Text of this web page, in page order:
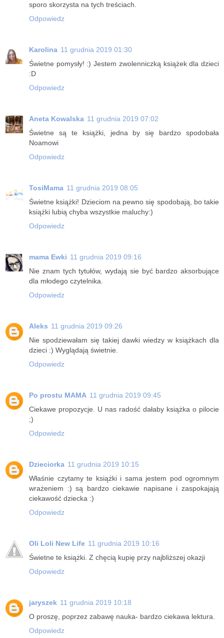
sporo skorzysta na tych treściach.
Odpowiedz
Karolina 11 grudnia 2019 01:30
Świetne pomysły! :) Jestem zwolenniczką książek dla dzieci
:D
Odpowiedz
Aneta Kowalska 11 grudnia 2019 07:02
Świetne są te książki, jedna by się bardzo spodobała
Noamowi
Odpowiedz
TosiMama 11 grudnia 2019 08:05
Świetne książki! Dzieciom na pewno się spodobają, bo takie
książki lubią chyba wszystkie maluchy:)
Odpowiedz
mama Ewki 11 grudnia 2019 09:16
Nie znam tych tytułów, wydają sie być bardzo aksorbujące
dla młodego czytelnika.
Odpowiedz
Aleks 11 grudnia 2019 09:26
Nie spodziewałam się takiej dawki wiedzy w książkach dla
dzieci :) Wyglądają świetnie.
Odpowiedz
Po prostu MAMA 11 grudnia 2019 09:45
Ciekawe propozycje. U nas radość dałaby książka o pilocie
;)
Odpowiedz
Dzieciorka 11 grudnia 2019 10:15
Właśnie czytamy te książki i sama jestem pod ogromnym
wrażeniem :) są bardzo ciekawie napisane i zaspokajają
ciekawość dziecka :)
Odpowiedz
Oli Loli New Life 11 grudnia 2019 10:16
Świetne te książki. Z chęcią kupię przy najbliższej okazji
Odpowiedz
jaryszek 11 grudnia 2019 10:18
O proszę, poprzez zabawę nauka- bardzo ciekawa lektura.
Odpowiedz